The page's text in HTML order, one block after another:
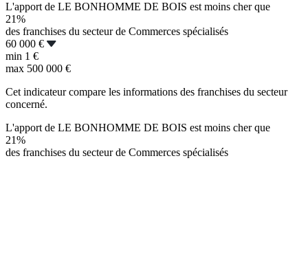
L'apport de LE BONHOMME DE BOIS est moins cher que
21%
des franchises du secteur de Commerces spécialisés
60 000 €
min 1 €
max 500 000 €
Cet indicateur compare les informations des franchises du secteur
concerné.
L'apport de LE BONHOMME DE BOIS est moins cher que
21%
des franchises du secteur de Commerces spécialisés